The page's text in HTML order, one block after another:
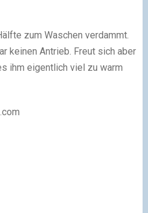
zum Waschen verdammt.
keinen Antrieb. Freut sich aber
ihm eigentlich viel zu warm